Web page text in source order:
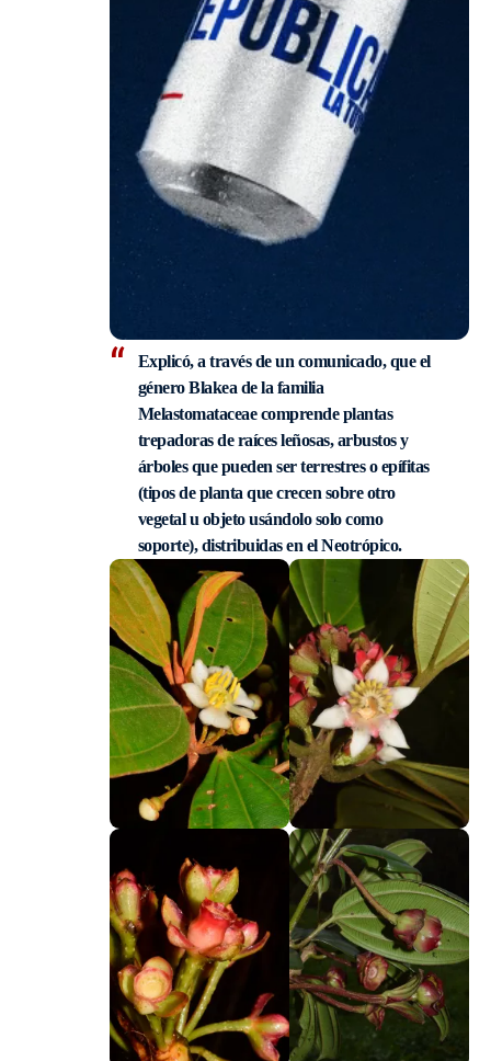
Explicó, a través de un comunicado, queel
género Blakea de la familia
Melastomataceae comprende plantas
trepadoras de raíces leñosas, arbustos y
árboles que pueden ser terrestres o epífitas
(tipos de planta que crecen sobre otro
vegetal u objeto usándolo solo como
soporte), distribuidas en el Neotrópico.